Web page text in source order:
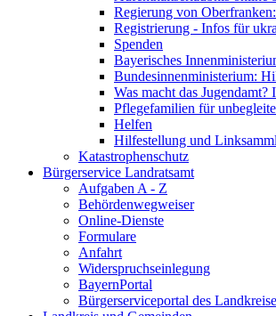
Regierung von
Registrierung - Infos für
Spenden
Bayerisches
Bundesinnenministerium:
Was macht das
Pflegefamilien für
Helfen
Hilfestellung und
Katastrophenschutz
Bürgerservice Landratsamt
Aufgaben A - Z
Behördenwegweiser
Online-Dienste
Formulare
Anfahrt
Widerspruchseinlegung
BayernPortal
Bürgerserviceportal des